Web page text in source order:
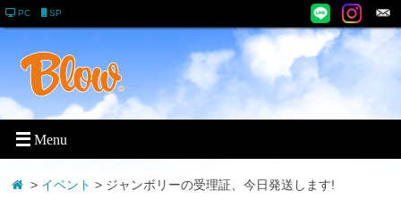
PC SP
> イベント > ジャンボリーの受理証、今日発送します!